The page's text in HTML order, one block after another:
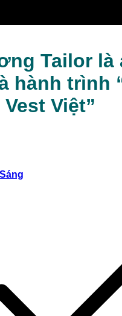
Tailor là
hành trình
Việt”